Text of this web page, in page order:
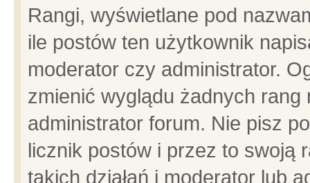
Rangi, wyświetlane pod
ile postów ten użytkownik
moderator czy administrator.
zmienić wyglądu żadnych
administrator forum. Nie pisz
licznik postów i przez to swoją
takich działań i moderator lub